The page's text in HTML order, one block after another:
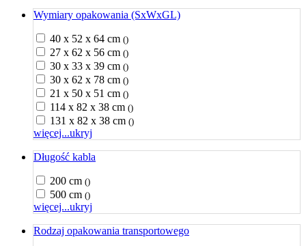
Wymiary opakowania (SxWxGL)
40 x 52 x 64 cm ()
27 x 62 x 56 cm ()
30 x 33 x 39 cm ()
30 x 62 x 78 cm ()
21 x 50 x 51 cm ()
114 x 82 x 38 cm ()
131 x 82 x 38 cm ()
więcej...ukryj
Długość kabla
200 cm ()
500 cm ()
więcej...ukryj
Rodzaj opakowania transportowego